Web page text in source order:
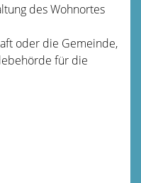
des Wohnortes
oder die Gemeinde,
für die